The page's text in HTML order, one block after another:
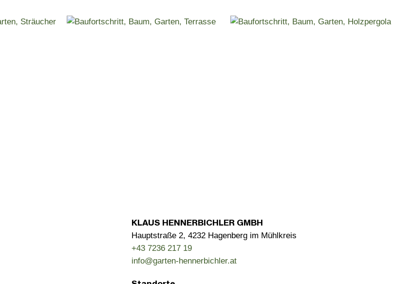
KLAUS HENNERBICHLER GMBH
Hauptstraße 2, 4232 Hagenberg im Mühlkreis
+43 7236 217 19
info@garten-hennerbichler.at